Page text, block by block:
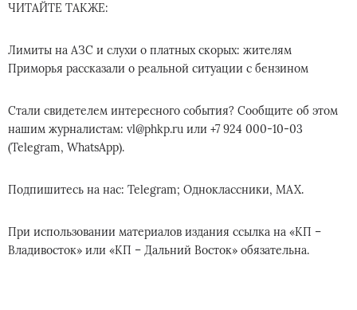
ЧИТАЙТЕ ТАКЖЕ:
Лимиты на АЗС и слухи о платных скорых: жителям
Приморья рассказали о реальной ситуации с бензином
Стали свидетелем интересного события? Сообщите об этом
нашим журналистам: vl@phkp.ru или +7 924 000-10-03
(Telegram, WhatsApp).
Подпишитесь на нас: Telegram; Одноклассники, MAX.
При использовании материалов издания ссылка на «КП –
Владивосток» или «КП – Дальний Восток» обязательна.